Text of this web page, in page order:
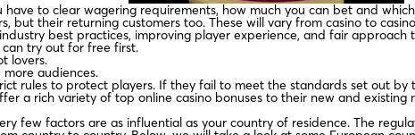
to clear wagering requirements, how much you can bet and
but their returning customers too. These will vary from casino to
best practices, improving player experience, and fair approach
try out for free first.
lovers.
audiences.
rules to protect players. If they fail to meet the standards set out
a rich variety of top online casino bonuses to their new and
few factors are as influential as your country of residence. The